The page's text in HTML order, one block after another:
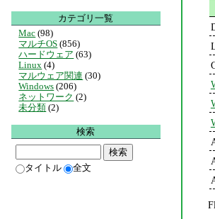
カテゴリ一覧
Mac (98)
マルチOS (856)
ハードウェア (63)
Linux (4)
マルウェア関連 (30)
Windows (206)
ネットワーク (2)
未分類 (2)
検索
タイトル 全文